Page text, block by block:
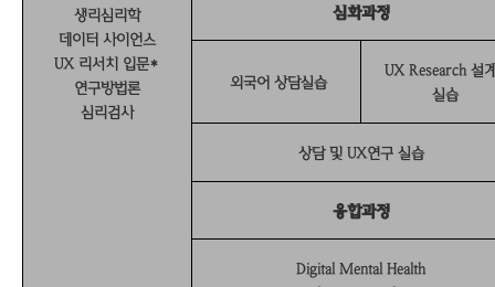
생리심리학
데이터 사이언스
UX 리서치 입문*
연구방법론
심리검사
심화과정
외국어 상담실습
UX Research 설
실습
상담 및 UX연구 실습
융합과정
Digital Mental Health